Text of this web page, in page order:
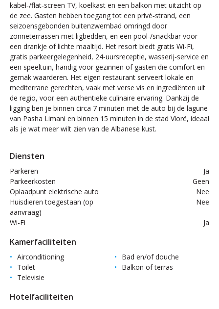
kabel‑/flat‑screen TV, koelkast en een balkon met uitzicht op
de zee. Gasten hebben toegang tot een privé‑strand, een
seizoensgebonden buitenzwembad omringd door
zonneterrassen met ligbedden, en een pool-/snackbar voor
een drankje of lichte maaltijd. Het resort biedt gratis Wi-Fi,
gratis parkeergelegenheid, 24‑uursreceptie, wasserij‑service en
een speeltuin, handig voor gezinnen of gasten die comfort en
gemak waarderen. Het eigen restaurant serveert lokale en
mediterrane gerechten, vaak met verse vis en ingrediënten uit
de regio, voor een authentieke culinaire ervaring. Dankzij de
ligging ben je binnen circa 7 minuten met de auto bij de lagune
van Pasha Limani en binnen 15 minuten in de stad Vlorë, ideaal
als je wat meer wilt zien van de Albanese kust.
Diensten
Parkeren
Ja
Parkeerkosten
Geen
Oplaadpunt elektrische auto
Nee
Huisdieren toegestaan (op
aanvraag)
Nee
Wi-Fi Ja
Kamerfaciliteiten
Airconditioning
Bad en/of douche
Toilet
Balkon of terras
Televisie
Hotelfaciliteiten